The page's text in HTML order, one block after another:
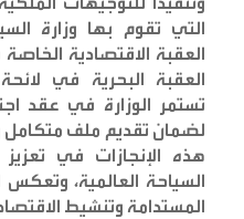
التي تقوم بها وزارة
العقبة الاقتصادية
العقبة البحرية في
تستمر الوزارة في عقد
لضمان تقديم ملف متكامل
هذه الإنجازات في
السياحة العالمية، وتعكس
المستدامة وتنشيط